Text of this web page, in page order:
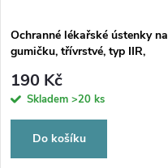
p
r
o
s
p
r
o
Ochranné lékařské ústenky na
gumičku, třívrstvé, typ IIR,
190 Kč
Skladem >20 ks
Do košíku